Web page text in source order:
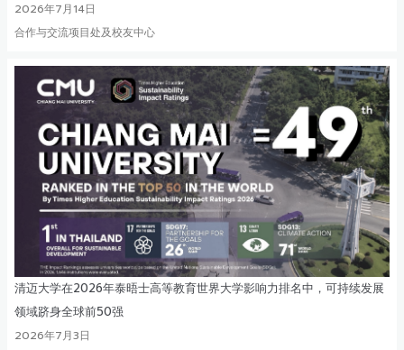
2026年7月14日
合作与交流项目处及校友中心
清迈大学在2026年泰晤士高等教育世界大学影响力排名中，可持续发展
领域跻身全球前50强
2026年7月3日